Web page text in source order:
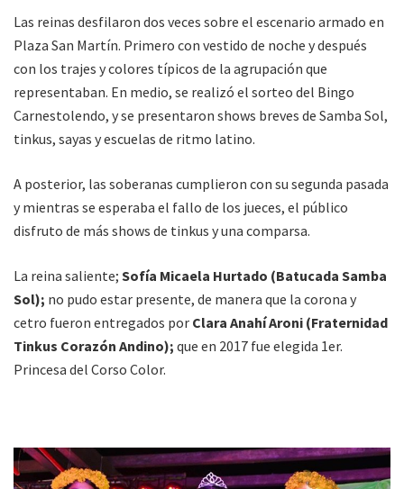
Las reinas desfilaron dos veces sobre el escenario armado en
Plaza San Martín. Primero con vestido de noche y después
con los trajes y colores típicos de la agrupación que
representaban. En medio, se realizó el sorteo del Bingo
Carnestolendo, y se presentaron shows breves de Samba Sol,
tinkus, sayas y escuelas de ritmo latino.
A posterior, las soberanas cumplieron con su segunda pasada
y mientras se esperaba el fallo de los jueces, el público
disfruto de más shows de tinkus y una comparsa.
La reina saliente; Sofía Micaela Hurtado (Batucada Samba
Sol); no pudo estar presente, de manera que la corona y
cetro fueron entregados por Clara Anahí Aroni (Fraternidad
Tinkus Corazón Andino); que en 2017 fue elegida 1er.
Princesa del Corso Color.